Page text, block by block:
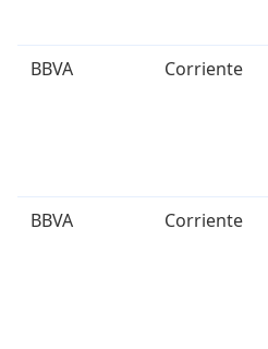
BBVA Corriente
BBVA Corriente